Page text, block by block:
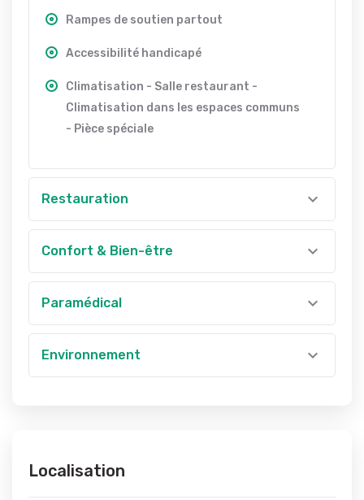
Rampes de soutien partout
Accessibilité handicapé
Climatisation - Salle restaurant -
Climatisation dans les espaces communs
- Pièce spéciale
Restauration
Confort & Bien-être
Paramédical
Environnement
Localisation